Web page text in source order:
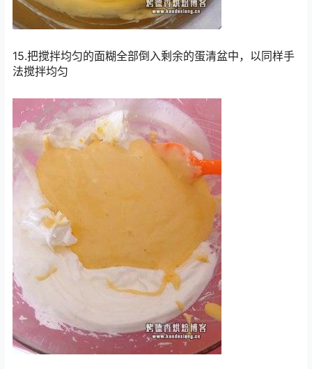
15.把搅拌均匀的面糊全部倒入剩余的蛋清盆中，以同样手
法搅拌均匀